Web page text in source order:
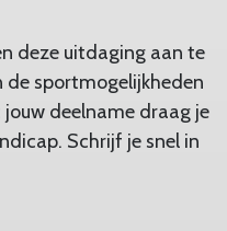
deze uitdaging aan te
de sportmogelijkheden
deelname draag je
Schrijf je snel in